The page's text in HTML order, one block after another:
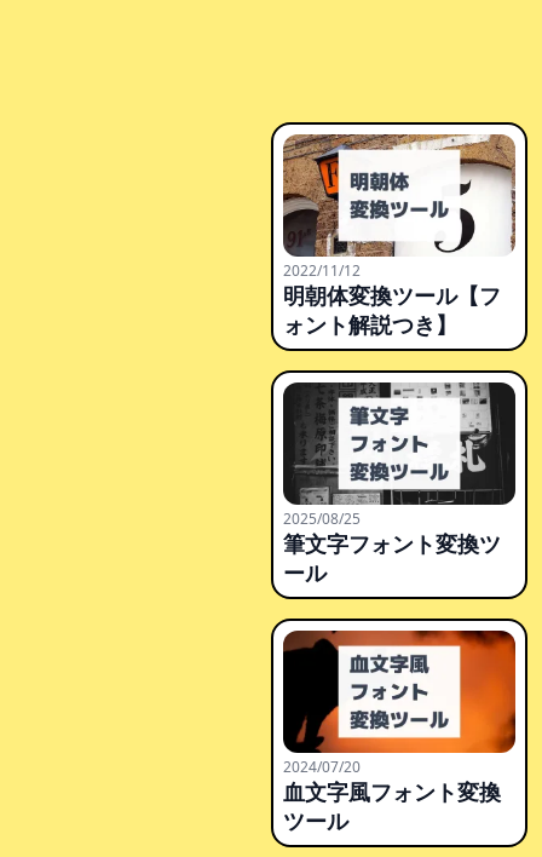
2022/11/12
明朝体変換ツール【フ
ォント解説つき】
2025/08/25
筆文字フォント変換ツ
ール
2024/07/20
血文字風フォント変換
ツール